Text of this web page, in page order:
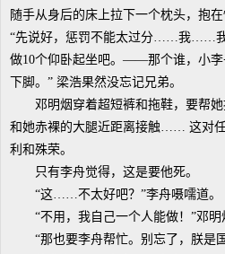
随手从身后的床上拉下一个枕头，抱
“先说好，惩罚不能太过分……我……
做10个仰卧起坐吧。——那个谁，小李
下脚。” 梁浩果然没忘记兄弟。
邓明烟穿着超短裤和拖鞋，要帮她
和她赤裸的大腿近距离接触…… 这对
利和殊荣。
只有李舟觉得，这是要他死。
“这……不太好吧？”李舟嗫嚅道。
“不用，我自己一个人能做！”邓明
“那也要李舟帮忙。别忘了，朕是